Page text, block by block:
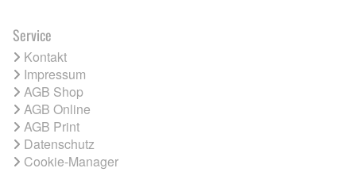
Service
Kontakt
Impressum
AGB Shop
AGB Online
AGB Print
Datenschutz
Cookie-Manager